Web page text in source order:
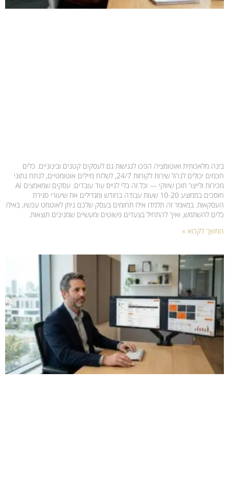
בינה מלאכותית ואוטומציה הפכו לנגישות גם לעסקים קטנים ובינוניים. כלים
חכמים יכולים לנהל שירות לקוחות 24/7, לשלוח מיילים אוטומטיים, לנתח נתוני
מכירות ולייצר תוכן שיווקי — וכל זה בלי לגייס עוד עובדים. עסקים שמאמצים AI
חוסכים בממוצע 10-20 שעות עבודה בחודש ומגדילים את שיעורי סגירת
העסקאות. במאמר זה תלמדו אילו תחומים בעסק שלכם ניתן לאוטמט עכשיו, באילו
כלים להשתמש, ואיך להתחיל בצעדים פשוטים ומעשיים שמניבים תוצאות.
המשך לקרוא »